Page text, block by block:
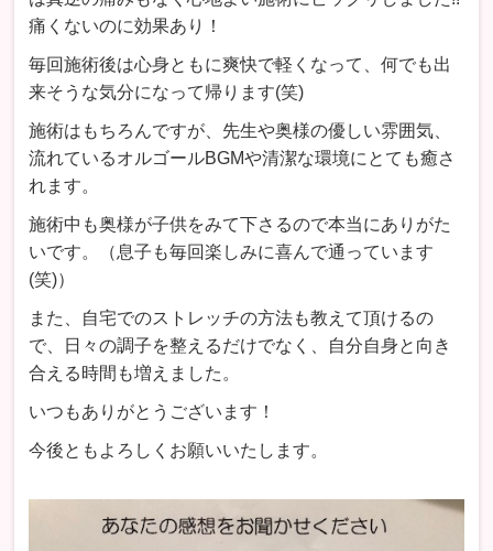
痛くないのに効果あり！
毎回施術後は心身ともに爽快で軽くなって、何でも出
来そうな気分になって帰ります(笑)
施術はもちろんですが、先生や奥様の優しい雰囲気、
流れているオルゴールBGMや清潔な環境にとても癒さ
れます。
施術中も奥様が子供をみて下さるので本当にありがた
いです。（息子も毎回楽しみに喜んで通っています
(笑)）
また、自宅でのストレッチの方法も教えて頂けるの
で、日々の調子を整えるだけでなく、自分自身と向き
合える時間も増えました。
いつもありがとうございます！
今後ともよろしくお願いいたします。